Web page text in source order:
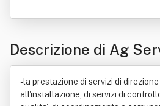
Descrizione di Ag
- la prestazione di servizi di
all'installazione, di servizi di